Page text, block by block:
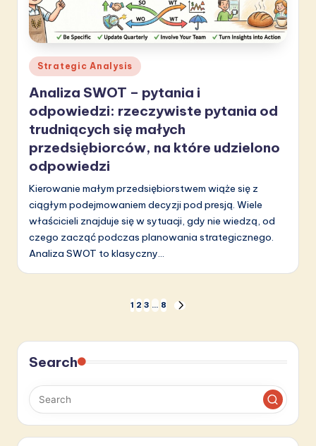
Posted
in
Strategic Analysis
Analiza SWOT – pytania i
odpowiedzi: rzeczywiste pytania od
trudniących się małych
przedsiębiorców, na które udzielono
odpowiedzi
Kierowanie małym przedsiębiorstwem wiąże się z
ciągłym podejmowaniem decyzji pod presją. Wiele
właścicieli znajduje się w sytuacji, gdy nie wiedzą, od
czego zacząć podczas planowania strategicznego.
Analiza SWOT to klasyczny…
Stronicowanie
wpisów
1 2 3 … 8
NEXT
Search